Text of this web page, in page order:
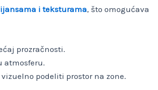
i teksturama, što omogućava
prozračnosti.
atmosferu.
vizuelno podeliti prostor na zone.